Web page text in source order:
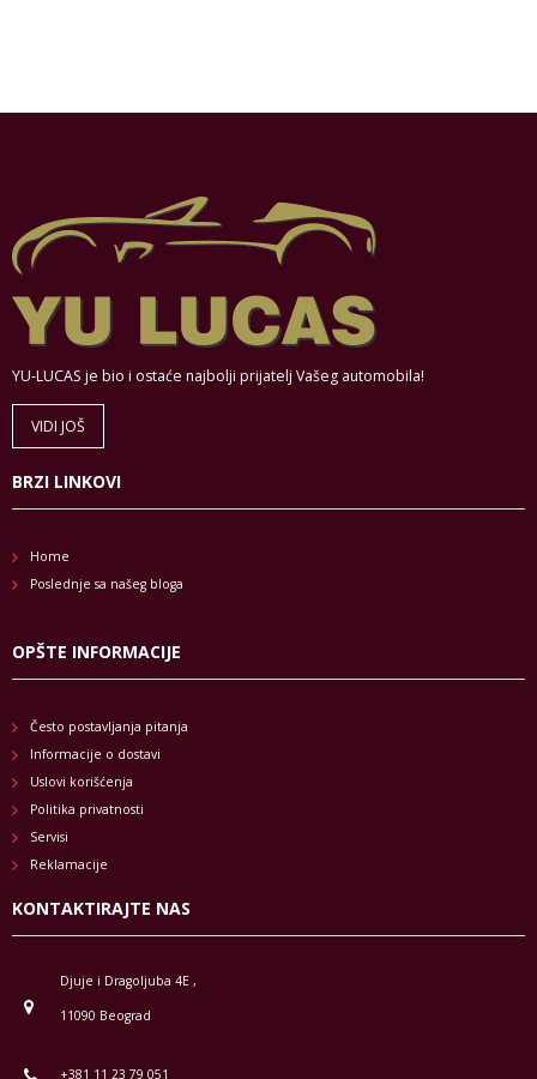
YU-LUCAS je bio i ostaće najbolji prijatelj Vašeg automobila!
VIDI JOŠ
BRZI LINKOVI
Home
Poslednje sa našeg bloga
OPŠTE INFORMACIJE
Često postavljanja pitanja
Informacije o dostavi
Uslovi korišćenja
Politika privatnosti
Servisi
Reklamacije
KONTAKTIRAJTE NAS
Djuje i Dragoljuba 4E ,
11090 Beograd
+381 11 23 79 051